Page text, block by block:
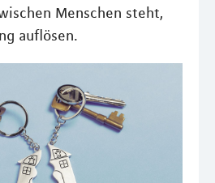
Menschen steht,
auflösen.